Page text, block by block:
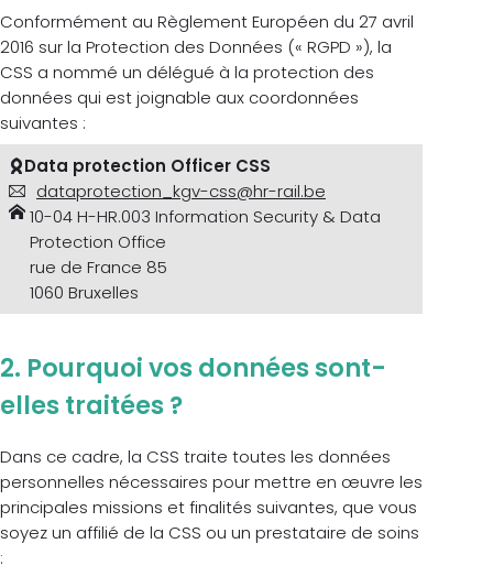
Conformément au Règlement Européen du 27 avril
2016 sur la Protection des Données (« RGPD »), la
CSS a nommé un délégué à la protection des
données qui est joignable aux coordonnées
suivantes :
Data protection Officer CSS
dataprotection_kgv-css@hr-rail.be
10-04 H-HR.003 Information Security & Data
Protection Office
rue de France 85
1060 Bruxelles
2. Pourquoi vos données sont-
elles traitées ?
Dans ce cadre, la CSS traite toutes les données
personnelles nécessaires pour mettre en œuvre les
principales missions et finalités suivantes, que vous
soyez un affilié de la CSS ou un prestataire de soins
: